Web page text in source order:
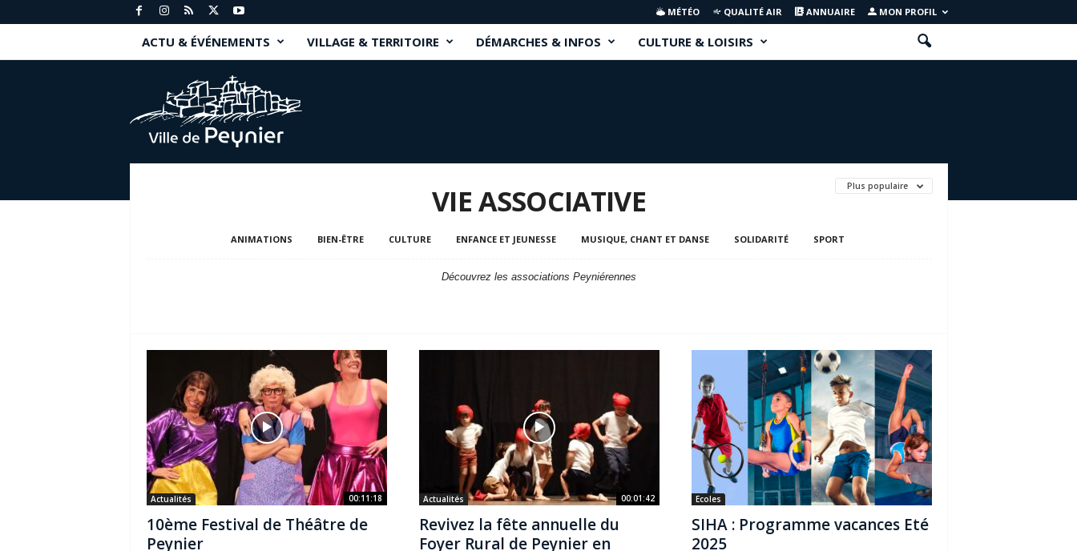
MÉTÉO QUALITÉ AIR ANNUAIRE MON PROFIL
ACTU & ÉVÉNEMENTS VILLAGE & TERRITOIRE DÉMARCHES & INFOS CULTURE & LOISIRS
n
Plus populaire
VIE ASSOCIATIVE
ANIMATIONS BIEN-ÊTRE CULTURE ENFANCE ET JEUNESSE MUSIQUE, CHANT ET DANSE SOLIDARITÉ SPORT
Découvrez les associations Peyniérennes
00:11:18
Actualités
10ème Festival de Théâtre de
Peynier
00:01:42
Actualités
Revivez la fête annuelle du
Foyer Rural de Peynier en
Ecoles
SIHA : Programme vacances Eté
2025